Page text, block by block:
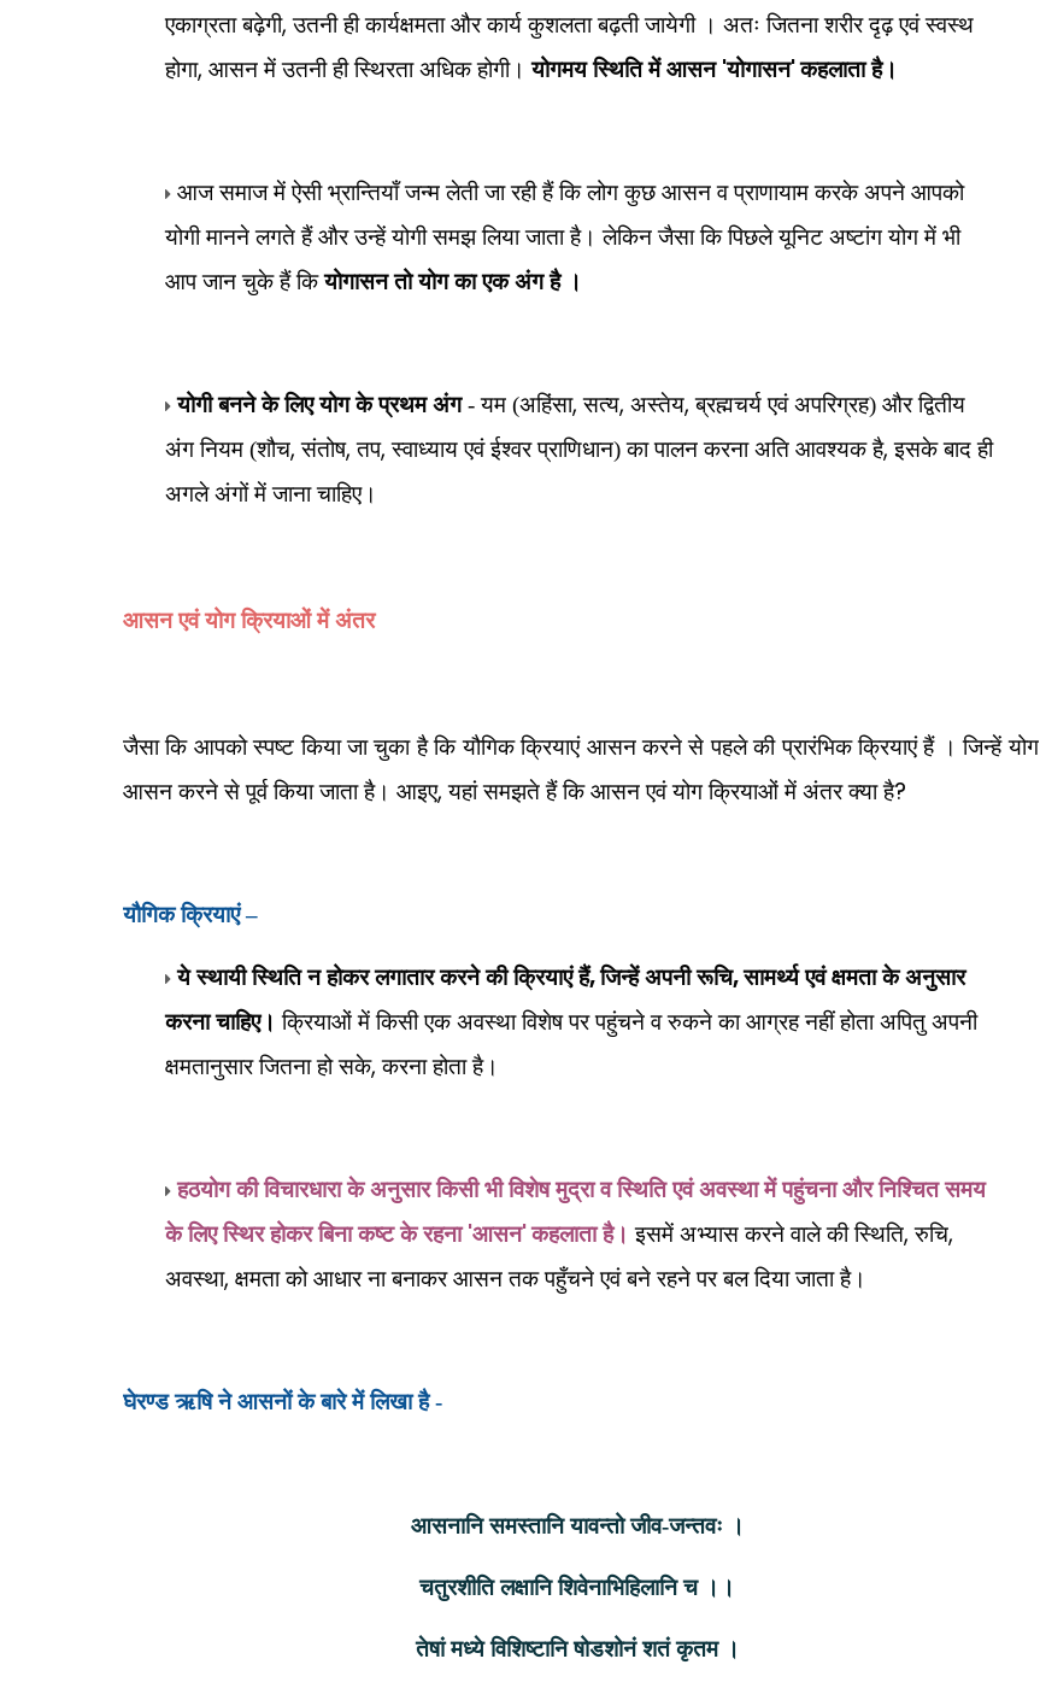
एकाग्रता बढ़ेगी,उतनी ही कार्यक्षमता और कार्य कुशलता बढ़ती जायेगी । अतः जितना शरीर दृढ़ एवं स्वस्थ
होगा, आसन में उतनी ही स्थिरता अधिक होगी।योगमय स्थिति में आसन 'योगासन'कहलाता है।
आज समाज में ऐसी भ्रान्तियाँ जन्म लेती जा रही हैं कि लोग कुछ आसन व प्राणायाम करके अपने आपको
योगी मानने लगते हैं और उन्हें योगी समझ लिया जाता है। लेकिन जैसा कि पिछले यूनिट अष्टांग योग में भी
आप जान चुके हैं कियोगासन तो योग का एक अंग है ।
योगी बनने के लिए योग के प्रथम अंग- यम (अहिंसा,सत्य, अस्तेय,ब्रह्मचर्य एवं अपरिग्रह) और द्वितीय
अंग नियम (शौच,संतोष,तप,स्वाध्याय एवं ईश्वर प्राणिधान) का पालन करना अति आवश्यक है,इसके बाद ही
अगले अंगों में जाना चाहिए।
आसन एवं योग क्रियाओं में अंतर
जैसा कि आपको स्पष्ट किया जा चुका है कि यौगिक क्रियाएं आसन करने से पहले की प्रारंभिक क्रियाएं हैं । जिन्हें योग
आसन करने से पूर्व किया जाता है। आइए,यहां समझते हैं कि आसन एवं योग क्रियाओं में अंतर क्या है?
यौगिक क्रियाएं –
ये स्थायी स्थिति न होकर लगातार करने की क्रियाएं हैं,जिन्हें अपनी रूचि,सामर्थ्य एवं क्षमता के अनुसार
करना चाहिए। क्रियाओं में किसी एक अवस्था विशेष पर पहुंचने व रुकने का आग्रह नहीं होता अपितु अपनी
क्षमतानुसार जितना हो सके,करना होता है।
हठयोग की विचारधारा के अनुसार किसी भी विशेष मुद्रा व स्थिति एवं अवस्था में पहुंचना और निश्चित समय
के लिए स्थिर होकर बिना कष्ट के रहना'आसन'कहलाता है।इसमें अभ्यास करने वाले की स्थिति,रुचि,
अवस्था, क्षमता को आधार ना बनाकर आसन तक पहुँचने एवं बने रहने पर बल दिया जाता है।
घेरण्ड ऋषि ने आसनों के बारे में लिखा है -
आसनानि समस्तानि यावन्तो जीव-जन्तवः ।
चतुरशीति लक्षानि शिवेनाभिहिलानि च ।।
तेषां मध्ये विशिष्टानि षोडशोनं शतं कृतम ।